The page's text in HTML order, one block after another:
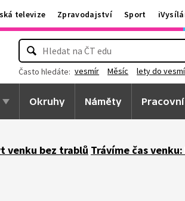
televize Zpravodajství Sport
Často hledáte: vesmír Měsíc lety do
Okruhy Náměty
venku bez trablů Trávíme čas